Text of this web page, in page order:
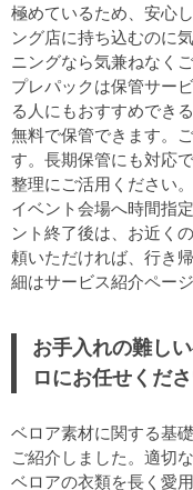
極めているため、安心
ング店に持ち込むのに
ニングなら気兼ねなく
プレパックは保管サー
る人にもおすすめでき
無料で保管できます。
す。長期保管にも対応
整理にご活用ください
イベント会場へ時間指
ント終了後は、お近く
頼いただければ、行き
細はサービス紹介ペー
お手入れの難し
ロにお任せくだ
ベロア素材に関する基
ご紹介しました。適切
ベロアの衣類を長く愛